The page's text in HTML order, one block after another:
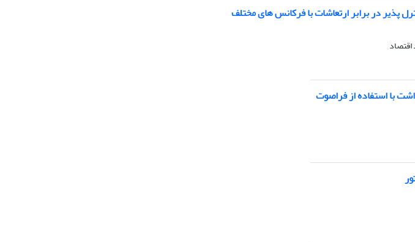
پذیر در برابر ارتعاشات با فرکانس‏ های مختلف
با استفاده از فراصوت